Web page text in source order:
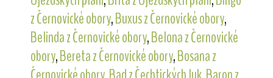
z Černovické obory,Buxus z Černovické obory,
Belinda z Černovické obory,Belona z Černovické
obory,Bereta z Černovické obory,Bosana z